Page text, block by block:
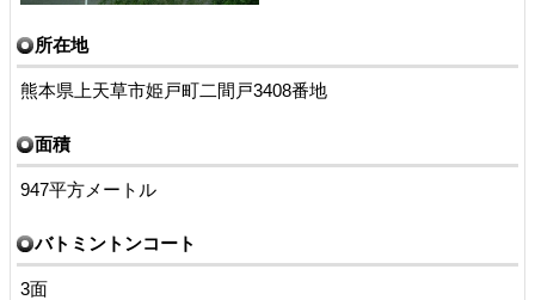
所在地
熊本県上天草市姫戸町二間戸3408番地
面積
947平方メートル
バトミントンコート
3面